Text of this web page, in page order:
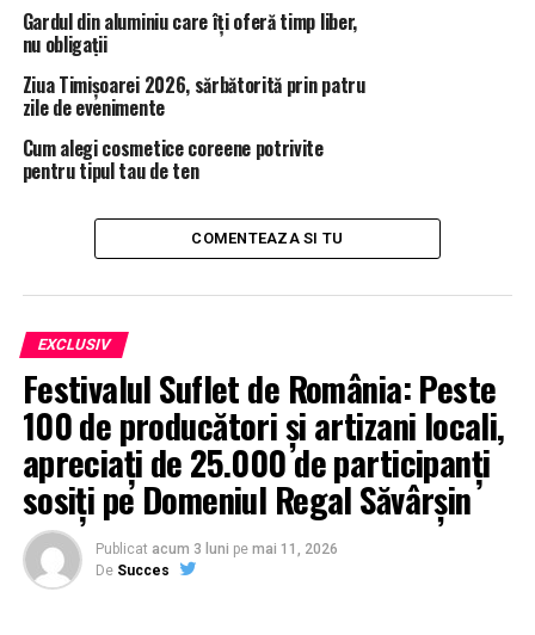
ARTICOLE PE ACEIASI TEMA: PRIMA
URMATORUL
EXPLOZIV/ KOVESI VEDE IN VIITOR SI ADUCE MORTII CU
MANDAT
„LAURA CODRUŢA KOVESI ESTE SINGURA NOASTRĂ
CORUPT!”
Gardul din aluminiu care îți oferă timp liber,
nu obligații
Ziua Timișoarei 2026, sărbătorită prin patru
zile de evenimente
Cum alegi cosmetice coreene potrivite
pentru tipul tau de ten
COMENTEAZA SI TU
EXCLUSIV
Festivalul Suflet de România: Peste
100 de producători și artizani locali,
apreciați de 25.000 de participanți
sosiți pe Domeniul Regal Săvârșin
Publicat acum 3 luni pe mai 11, 2026
De Succes